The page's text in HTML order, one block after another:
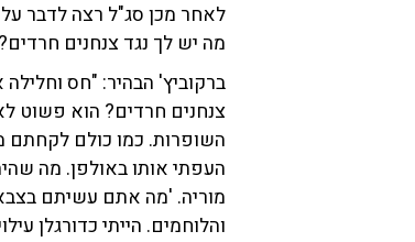
לאחר מכן סג"ל רצה לדבר
מה יש לך נגד צנחנים
ברקוביץ' הבהיר: "חס
צנחנים חרדים? הוא פשוט
השופרות. כמו כולם לקחתם
העפתי אותו באולפן. מה
מוריה. 'מה אתם עשיתם
והלוחמים. הייתי כדורגלן